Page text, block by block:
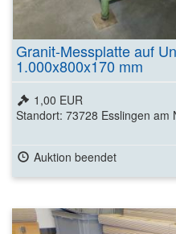
Granit-Messplatte auf
1.000x800x170 mm
1,00 EUR
Standort: 73728 Esslingen am
Auktion beendet